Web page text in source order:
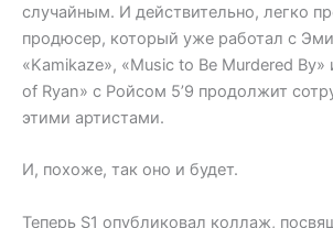
случайным. И действительно, легко
продюсер, который уже работал с
«Kamikaze», «Music to Be Murdered By»
of Ryan» с Ройсом 5’9 продолжит
этими артистами.
И, похоже, так оно и будет.
Теперь S1 опубликовал коллаж,